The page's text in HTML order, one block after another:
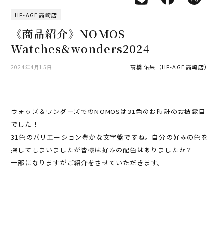
HF-AGE 高崎店
《商品紹介》NOMOS
Watches&wonders2024
2024年4月15日 髙橋 佑果（HF-AGE 高崎店）
ウォッズ＆ワンダーズでのNOMOSは31色のお時計のお披露目
でした！
31色のバリエーション豊かな文字盤ですね。自分の好みの色を
探してしまいましたが皆様は好みの配色はありましたか？
一部になりますがご紹介をさせていただきます。